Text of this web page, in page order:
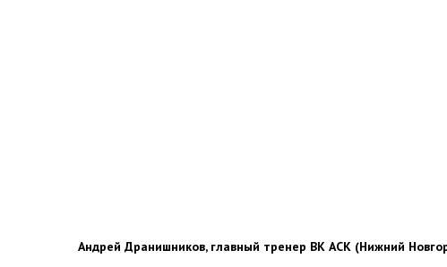
Андрей Дранишников, главный тренер ВК АСК (Нижний